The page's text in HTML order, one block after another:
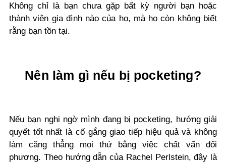
Không chỉ là bạn chưa gặp bất kỳ người bạn hoặc
thành viên gia đình nào của họ, mà họ còn không biết
rằng bạn tồn tại.
Nên làm gì nếu bị pocketing?
Nếu bạn nghi ngờ mình đang bị pocketing, hướng giải
quyết tốt nhất là cố gắng giao tiếp hiệu quả và không
làm căng thẳng mọi thứ bằng việc chất vấn đối
phương. Theo hướng dẫn của Rachel Perlstein, đây là